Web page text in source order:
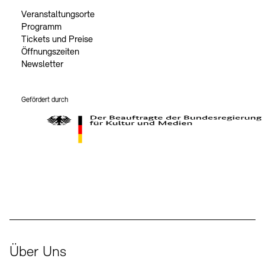
Veranstaltungsorte
Programm
Tickets und Preise
Öffnungszeiten
Newsletter
Gefördert durch
Über Uns